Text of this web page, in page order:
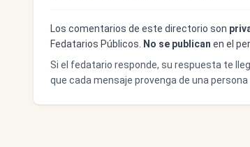
Los comentarios de este directorio son
Fedatarios Públicos.
No se publican en el
Si el fedatario responde, su respuesta te
que cada mensaje provenga de una persona